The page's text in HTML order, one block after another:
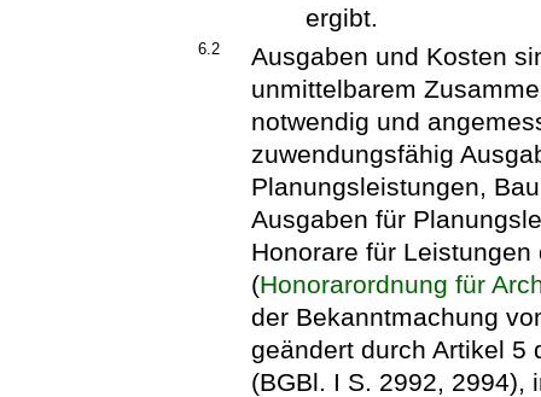
ergibt.
6.2
Ausgaben und Kosten
unmittelbarem
notwendig und
zuwendungsfähig
Planungsleistungen,
Ausgaben für
Honorare für
(Honorarordnung für
der Bekanntmachung
geändert durch Artikel 5
(BGBl. I S. 2992, 2994),